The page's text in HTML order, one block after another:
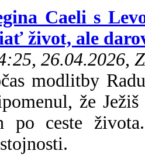
Caeli s
život, ale
26.04.2026,
modlitby
že
po ceste